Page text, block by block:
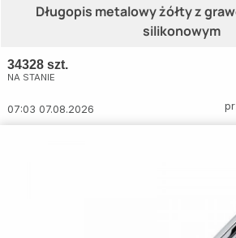
Długopis metalowy żółty z
silikonowym
34328 szt.
NA STANIE
07:03 07.08.2026